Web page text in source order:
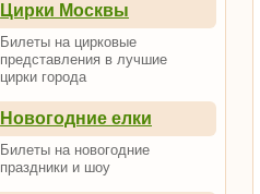
Цирки Москвы
Билеты на цирковые
представления в лучшие
цирки города
Новогодние елки
Билеты на новогодние
праздники и шоу